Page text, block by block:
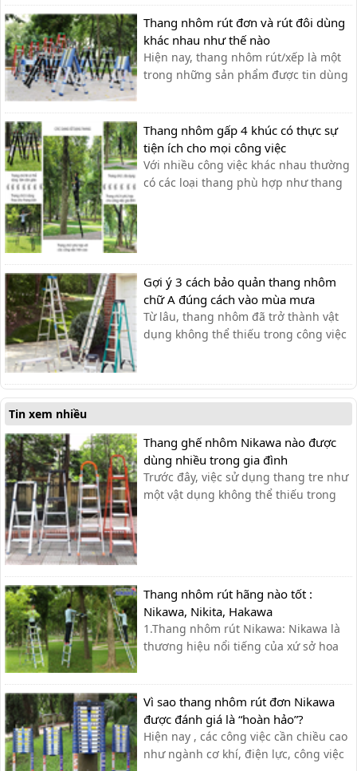
an toàn khi sử dụng thang tre truyền
thống. Và ngay cả trong giai đoạn
chống dịch COVID-19, bạn có thời gian
để...
Thang nhôm rút đơn và rút đôi dùng
khác nhau như thế nào
Hiện nay, thang nhôm rút/xếp là một
trong những sản phẩm được tin dùng
những tính năng an toàn thuận tiện,
đặc biệt với khả năng rút gọn thang
sau khi sử dụng giúp tiết kiệm diện
tích cất giữ cũng như thuận tiện t...
Thang nhôm gấp 4 khúc có thực sự
tiện ích cho mọi công việc
Với nhiều công việc khác nhau thường
có các loại thang phù hợp như thang
bởi sự tiện dụng mà nó mang lại. Đây
là [...
Gợi ý 3 cách bảo quản thang nhôm
chữ A đúng cách vào mùa mưa
Từ lâu, thang nhôm đã trở thành vật
dụng không thể thiếu trong công việc
Ameca hay Nikita,… Với những ưu
điểm vượt trội về chiều cao cũng như
độ an toàn, chắc chắn, khả năng
chịu...
Tin xem nhiều
Thang ghế nhôm Nikawa nào được
dùng nhiều trong gia đình
Trước đây, việc sử dụng thang tre như
một vật dụng không thể thiếu trong
gọn, tiện ích, độ an toàn đạt tiêu ...
Thang nhôm rút hãng nào tốt :
Nikawa, Nikita, Hakawa
1.Thang nhôm rút Nikawa: Nikawa là
thương hiệu nổi tiếng của xứ sở hoa
và tiên tiến bậc nhất từ Nhật Bản.
Nikawa chuyên sản xuất và phân phối
các dòng sản phẩm cao cấp như xe
đẩy hàng, thang nhôm và dụng cụ
cầm tay...
Vì sao thang nhôm rút đơn Nikawa
được đánh giá là “hoàn hảo”?
Hiện nay , các công việc cần chiều cao
như ngành cơ khí, điện lực, công việc